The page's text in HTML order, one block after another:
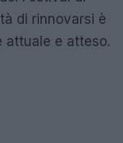
di rinnovarsi è
attuale e atteso.